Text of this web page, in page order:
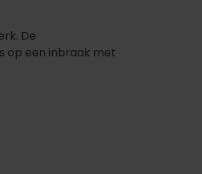
De
op een inbraak met